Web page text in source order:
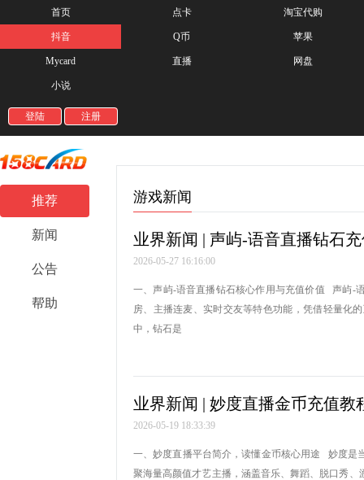
首页 点卡 淘宝代购
抖音 Q币 苹果
Mycard 直播 网盘
小说
登陆 注册
推荐
新闻
公告
帮助
游戏新闻
业界新闻 | 声屿-语音直播钻石
2026-05-27 16:16:00
一、声屿-语音直播钻石核心作用与充值价值 声屿-
房、主播连麦、实时交友等特色功能，凭借轻量化
中，钻石是
业界新闻 | 妙度直播金币充值教
2026-05-19 18:33:39
一、妙度直播平台简介，读懂金币核心用途 妙度是
聚海量高颜值才艺主播，涵盖音乐、舞蹈、脱口秀